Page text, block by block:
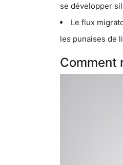
se développer
Le flux
les punaises de lit
Comment